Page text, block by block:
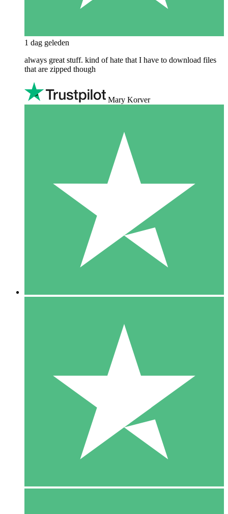
1 dag geleden
always great stuff. kind of hate that I have to download files
that are zipped though
Mary Korver